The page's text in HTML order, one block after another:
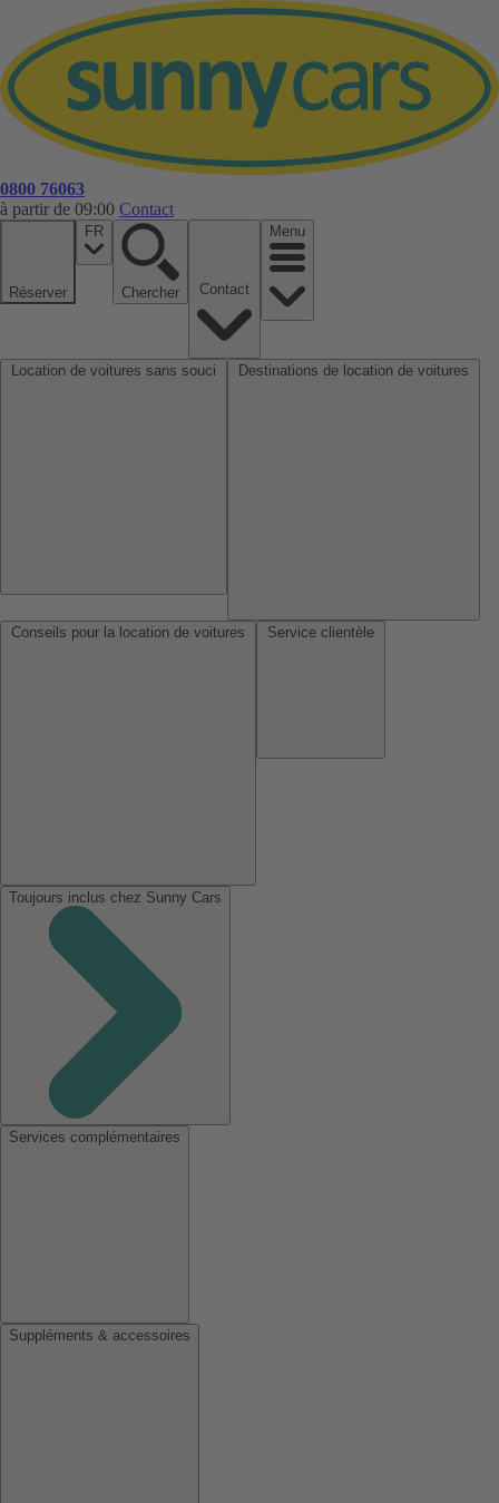
0800 76063
à partir de 09:00 Contact
Réserver
FR
Chercher
Menu
Toujours inclus chez Sunny Cars
Services complémentaires
Suppléments & accessoires